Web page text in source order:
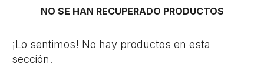
NO SE HAN RECUPERADO PRODUCTOS
¡Lo sentimos! No hay productos en esta
sección.